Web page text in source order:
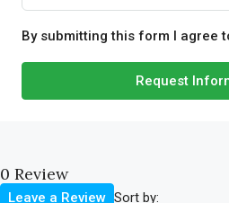
By submitting this form I agree
Request
0 Review
Sort by:
Leave a Review